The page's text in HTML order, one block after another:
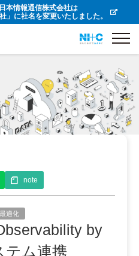
本情報通信株式会社は
」に社名を変更いたしました。
note
適化
by
テム連携